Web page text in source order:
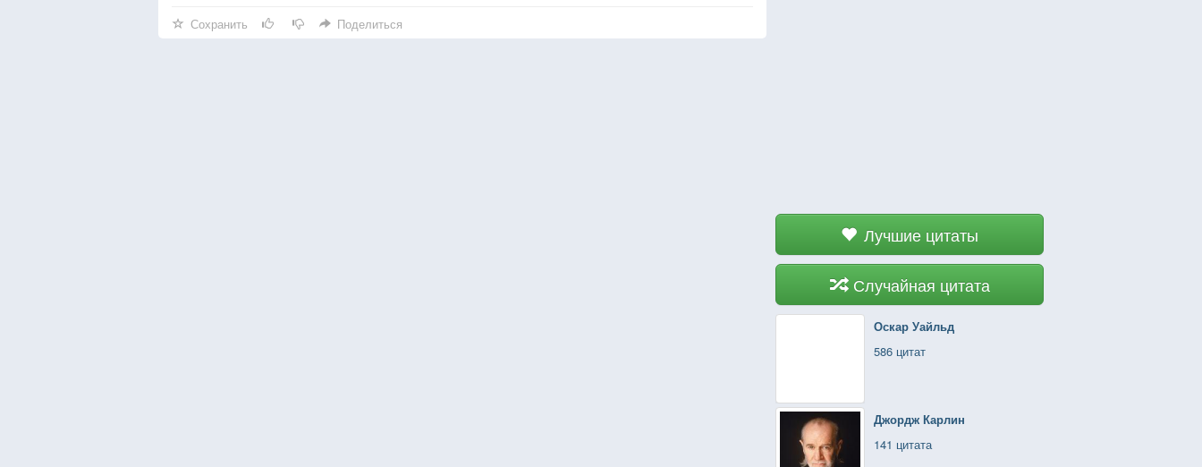
Лучшие цитаты
Случайная цитата
Оскар Уайльд
586 цитат
Джордж Карлин
141 цитата
Сохранить Поделиться